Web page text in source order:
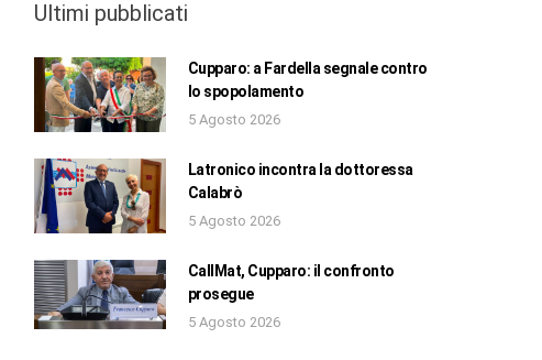
Ultimi pubblicati
Cupparo: a Fardella segnale contro
lo spopolamento
5 Agosto 2026
Latronico incontra la dottoressa
Calabrò
5 Agosto 2026
CallMat, Cupparo: il confronto
prosegue
5 Agosto 2026